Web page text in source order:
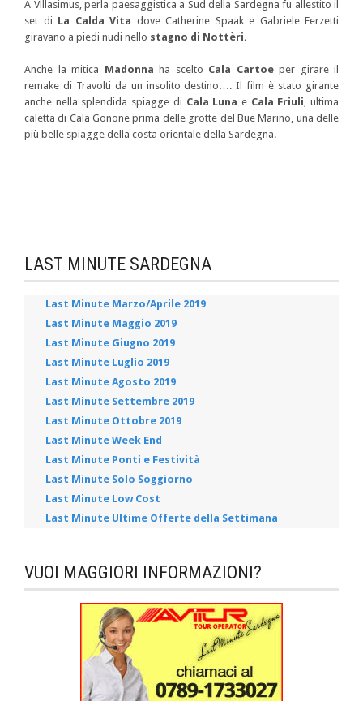
A Villasimus, perla paesaggistica a Sud della Sardegna fu allestito il
set di La Calda Vita dove Catherine Spaak e Gabriele Ferzetti
giravano a piedi nudi nello stagno di Nottèri.
Anche la mitica Madonna ha scelto Cala Cartoe per girare il
remake di Travolti da un insolito destino…. Il film è stato girante
anche nella splendida spiagge di Cala Luna e Cala Friuli, ultima
caletta di Cala Gonone prima delle grotte del Bue Marino, una delle
più belle spiagge della costa orientale della Sardegna.
LAST MINUTE SARDEGNA
Last Minute Marzo/Aprile 2019
Last Minute Maggio 2019
Last Minute Giugno 2019
Last Minute Luglio 2019
Last Minute Agosto 2019
Last Minute Settembre 2019
Last Minute Ottobre 2019
Last Minute Week End
Last Minute Ponti e Festività
Last Minute Solo Soggiorno
Last Minute Low Cost
Last Minute Ultime Offerte della Settimana
VUOI MAGGIORI INFORMAZIONI?